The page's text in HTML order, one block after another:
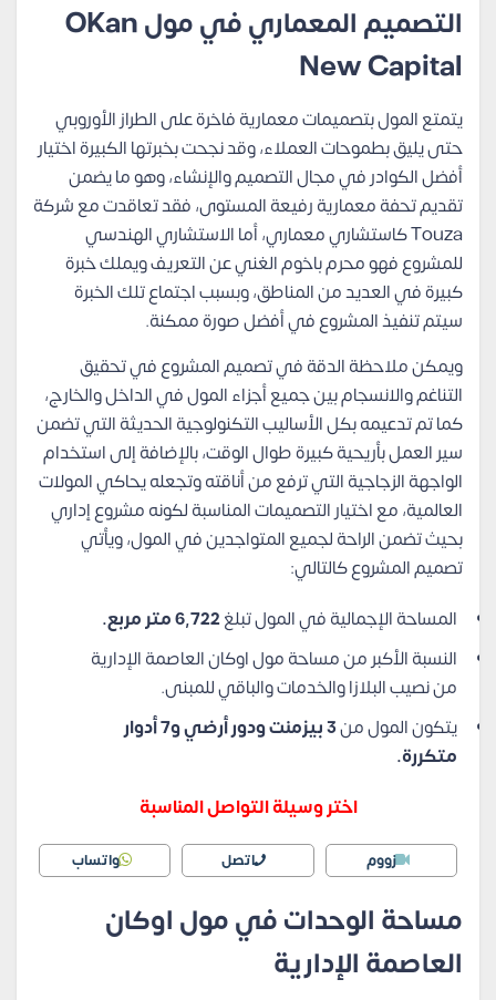
التصميم المعماري في مول OKan
New Capital
يتمتع المول بتصميمات معمارية فاخرة على الطراز الأوروبي
حتى يليق بطموحات العملاء، وقد نجحت بخبرتها الكبيرة اختيار
أفضل الكوادر في مجال التصميم والإنشاء، وهو ما يضمن
تقديم تحفة معمارية رفيعة المستوى، فقد تعاقدت مع شركة
Touza كاستشاري معماري، أما الاستشاري الهندسي
للمشروع فهو محرم باخوم الغني عن التعريف ويملك خبرة
كبيرة في العديد من المناطق، وبسبب اجتماع تلك الخبرة
سيتم تنفيذ المشروع في أفضل صورة ممكنة.
ويمكن ملاحظة الدقة في تصميم المشروع في تحقيق
التناغم والانسجام بين جميع أجزاء المول في الداخل والخارج،
كما تم تدعيمه بكل الأساليب التكنولوجية الحديثة التي تضمن
سير العمل بأريحية كبيرة طوال الوقت، بالإضافة إلى استخدام
الواجهة الزجاجية التي ترفع من أناقته وتجعله يحاكي المولات
العالمية، مع اختيار التصميمات المناسبة لكونه مشروع إداري
بحيث تضمن الراحة لجميع المتواجدين في المول، ويأتي
تصميم المشروع كالتالي:
المساحة الإجمالية في المول تبلغ6,722 متر مربع.
النسبة الأكبر من مساحة مول اوكان العاصمة الإدارية
من نصيب البلازا والخدمات والباقي للمبنى.
يتكون المول من
3 بيزمنت ودور أرضي و7 أدوار
متكررة.
اختر وسيلة التواصل المناسبة
زووم اتصل واتساب
مساحة الوحدات في مول اوكان
العاصمة الإدارية